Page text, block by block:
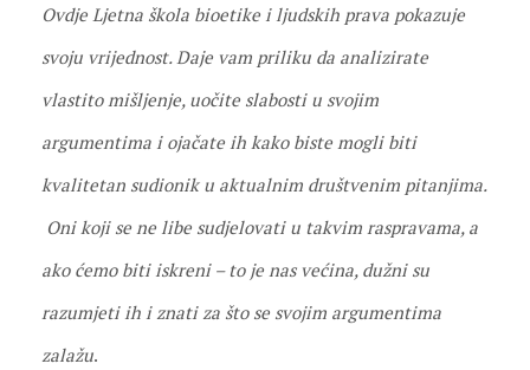
Ovdje Ljetna škola bioetike i ljudskih prava pokazuje
svoju vrijednost. Daje vam priliku da analizirate
vlastito mišljenje, uočite slabosti u svojim
argumentima i ojačate ih kako biste mogli biti
kvalitetan sudionik u aktualnim društvenim pitanjima.
Oni koji se ne libe sudjelovati u takvim raspravama, a
ako ćemo biti iskreni – to je nas većina, dužni su
razumjeti ih i znati za što se svojim argumentima
zalažu.